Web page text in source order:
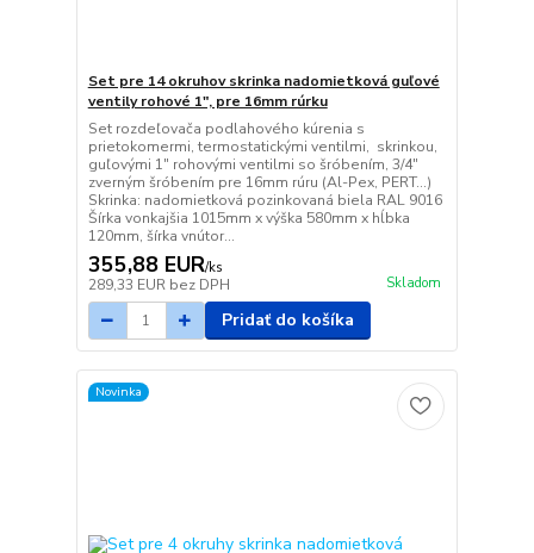
Set pre 14 okruhov skrinka nadomietková guľové
ventily rohové 1", pre 16mm rúrku
Set rozdeľovača podlahového kúrenia s
prietokomermi, termostatickými ventilmi, skrinkou,
guľovými 1" rohovými ventilmi so šróbením, 3/4"
zverným šróbením pre 16mm rúru (Al-Pex, PERT...)
Skrinka: nadomietková pozinkovaná biela RAL 9016
Šírka vonkajšia 1015mm x výška 580mm x hĺbka
120mm, šírka vnútor...
355,88 EUR/ks
289,33 EUR bez DPH Skladom
Pridať do košíka
Novinka